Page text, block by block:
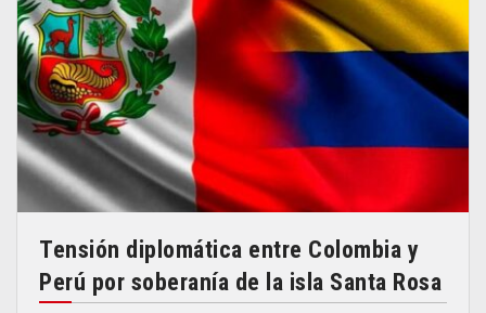
Tensión diplomática entre Colombia y
Perú por soberanía de la isla Santa Rosa